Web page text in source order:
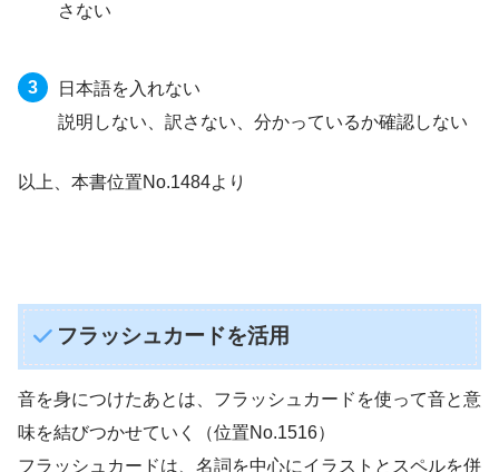
さない
日本語を入れない
説明しない、訳さない、分かっているか確認しない
以上、本書位置No.1484より
フラッシュカードを活用
音を身につけたあとは、フラッシュカードを使って音と意
味を結びつかせていく（位置No.1516）
フラッシュカードは、名詞を中心にイラストとスペルを併